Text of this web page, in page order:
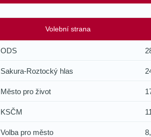
Volební strana
ODS
Sakura-Roztocký hlas
Město pro život
KSČM
Volba pro město